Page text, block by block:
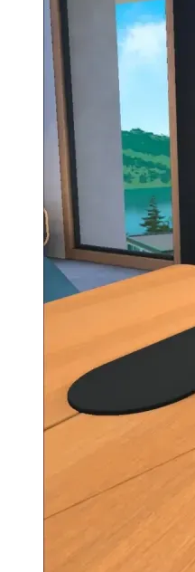
です。
VRでの作業が可能
この記事を締めくくるには
ティで真剣な仕事をするこ
す。現在のハードウェアの
が妨げられていますが、仮
座って、ただ作業すること
これは、VRとメタの真の
の開発における重大なマイ
年間でハードウェアとソフ
を楽しみにしています。今
afrikaans
deutsch
deutsch
ελληνικά
ελληνικά
english
español
español